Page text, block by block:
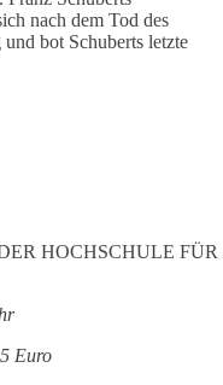
nach dem Tod des
bot Schuberts letzte
HOCHSCHULE FÜR
Euro